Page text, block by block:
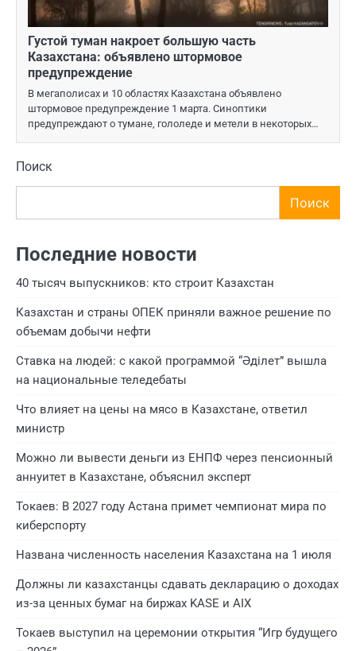
Густой туман накроет большую часть
Казахстана: объявлено штормовое
предупреждение
В мегаполисах и 10 областях Казахстана объявлено
штормовое предупреждение 1 марта. Синоптики
предупреждают о тумане, гололеде и метели в некоторых…
Поиск
Поиск
Последние новости
40 тысяч выпускников: кто строит Казахстан
Казахстан и страны ОПЕК приняли важное решение по
объемам добычи нефти
Ставка на людей: с какой программой “Әділет” вышла
на национальные теледебаты
Что влияет на цены на мясо в Казахстане, ответил
министр
Можно ли вывести деньги из ЕНПФ через пенсионный
аннуитет в Казахстане, объяснил эксперт
Токаев: В 2027 году Астана примет чемпионат мира по
киберспорту
Названа численность населения Казахстана на 1 июля
Должны ли казахстанцы сдавать декларацию о доходах
из-за ценных бумаг на биржах KASE и AIX
Токаев выступил на церемонии открытия “Игр будущего